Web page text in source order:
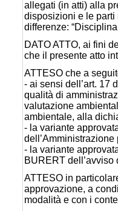
allegati (in atti) alla
disposizioni e le parti
differenze:
DATO ATTO, ai fini
che il presente atto
ATTESO che a
- ai sensi dell’art. 17
qualità di
valutazione
ambientale, alla
- la variante
- la variante
BURERT
ATTESO in
approvazione, a
modalità e con i